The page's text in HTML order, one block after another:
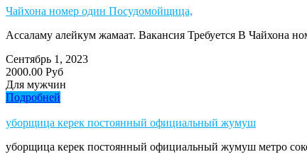
Чайхона номер один Посудомойщица,
Ассаламу алейкум жамаат. Вакансия Требуется В Чайхона
Сентябрь 1, 2023
2000.00 Руб
Для мужчин
Подробней
уборщица керек постоянный официальный жумуш
уборщица керек постоянный официальный жумуш метро